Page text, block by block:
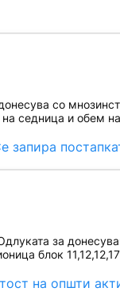
со
седница и обем
запира
за
блок
на општи